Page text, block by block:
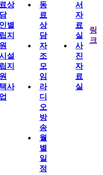
상
담
별
지
원
설
지
원
사
업
동
료
상
담
자
조
모
임
라
디
오
방
송
월
별
일
정
서
자
료
실
사
진
자
료
실
링
크